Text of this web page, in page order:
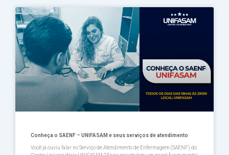
Conheça o SAENF – UNIFASAM e seus serviços de atendimento
Você já ouviu falar no Serviço de Atendimento de Enfermagem (SAENF) do